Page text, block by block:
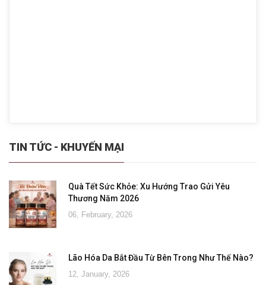
TIN TỨC - KHUYẾN MẠI
Quà Tết Sức Khỏe: Xu Hướng Trao Gửi Yêu
Thương Năm 2026
06, February, 2026
Lão Hóa Da Bắt Đầu Từ Bên Trong Như Thế Nào?
12, January, 2026